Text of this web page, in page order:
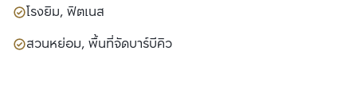
โรงยิม, ฟิตเนส
สวนหย่อม, พื้นที่จัดบาร์บีคิว